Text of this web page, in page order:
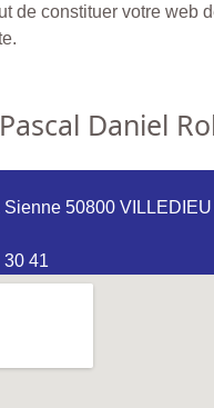
de constituer votre web
Daniel
50800
41